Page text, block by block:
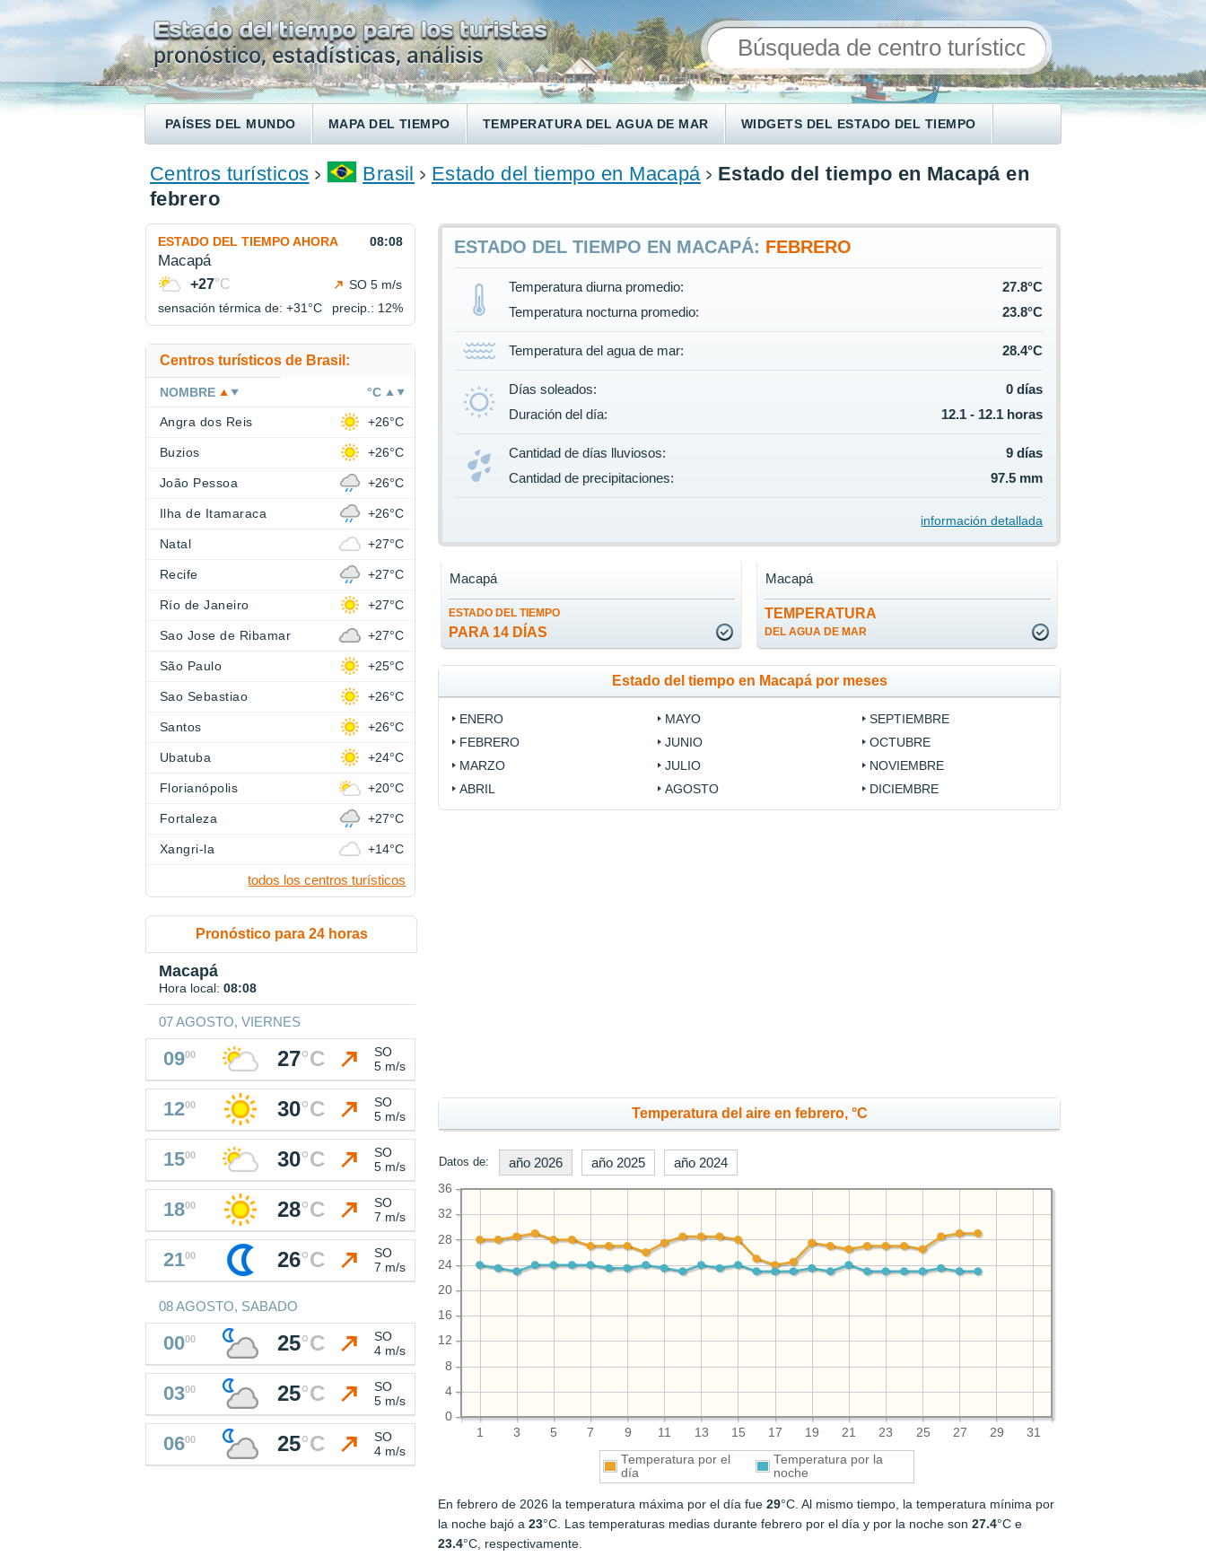
PAÍSES DEL MUNDO MAPA DEL TIEMPO TEMPERATURA DEL AGUA DE MAR WIDGETS DEL ESTADO DEL TIEMPO
ENCONTRAR UN HOTEL
Centros turísticos Brasil Estado del tiempo en Macapá
Estado del tiempo en Macapá en
febrero
ESTADO DEL TIEMPO EN MACAPÁ: FEBRERO
Temperatura diurna promedio:
27.8°C
Temperatura nocturna promedio:
23.8°C
Temperatura del agua de mar: 28.4°C
Días soleados:
0 días
Duración del día:
12.1 - 12.1 horas
Cantidad de días lluviosos:
9 días
Cantidad de precipitaciones:
97.5 mm
información detallada
ESTADO DEL TIEMPO
PARA 14 DÍAS
Macapá
TEMPERATURA
DEL AGUA DE MAR
Macapá
Estado del tiempo en Macapá por meses
ENERO
FEBRERO
MARZO
ABRIL
MAYO
JUNIO
JULIO
AGOSTO
SEPTIEMBRE
OCTUBRE
NOVIEMBRE
DICIEMBRE
Temperatura del aire en febrero, °C
Datos de: año 2026 año 2025 año 2024
1 3 5 7 9 11 13 15 17 19 21 23 25 27 29 31
0
4
8
12
16
20
24
28
32
36
Temperatura por el
día
Temperatura por la
noche
En febrero de 2026 la temperatura máxima por el día fue29°C. Al mismo tiempo, la temperatura mínima por
la noche bajó a23°C. Las temperaturas medias durante febrero por el día y por la noche son27.4°C e
23.4°C, respectivamente.
ESTADO DEL TIEMPO AHORA 08:08
Macapá
+27°C
SO 5 m/s
sensación térmica de: +31°C precip.: 12%
Centros turísticos de Brasil:
NOMBRE °C
Angra dos Reis +26°C
Buzios +26°C
João Pessoa +26°C
Ilha de Itamaraca +26°C
Natal +27°C
Recife +27°C
Río de Janeiro +27°C
Sao Jose de Ribamar +27°C
São Paulo +25°C
Sao Sebastiao +26°C
Santos +26°C
Ubatuba +24°C
Florianópolis +20°C
Fortaleza +27°C
Xangri-la +14°C
todos los centros turísticos
Pronóstico para 24 horas
Macapá
Hora local: 08:08
07 AGOSTO, VIERNES
0900 27°C
SO
5 m/s
1200 30°C
SO
5 m/s
1500 30°C
SO
5 m/s
1800 28°C
SO
7 m/s
2100 26°C
SO
7 m/s
08 AGOSTO, SABADO
0000 25°C
SO
4 m/s
0300 25°C
SO
5 m/s
0600 25°C
SO
4 m/s